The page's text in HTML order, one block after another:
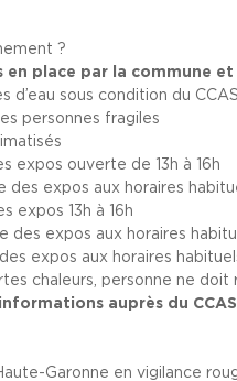
?
place par la commune et
d’eau sous condition du CCAS
personnes fragiles
expos ouverte de 13h à 16h
expos aux horaires
expos 13h à 16h
expos aux horaires
expos aux horaires
chaleurs, personne ne
auprès du
Garonne en vigilance